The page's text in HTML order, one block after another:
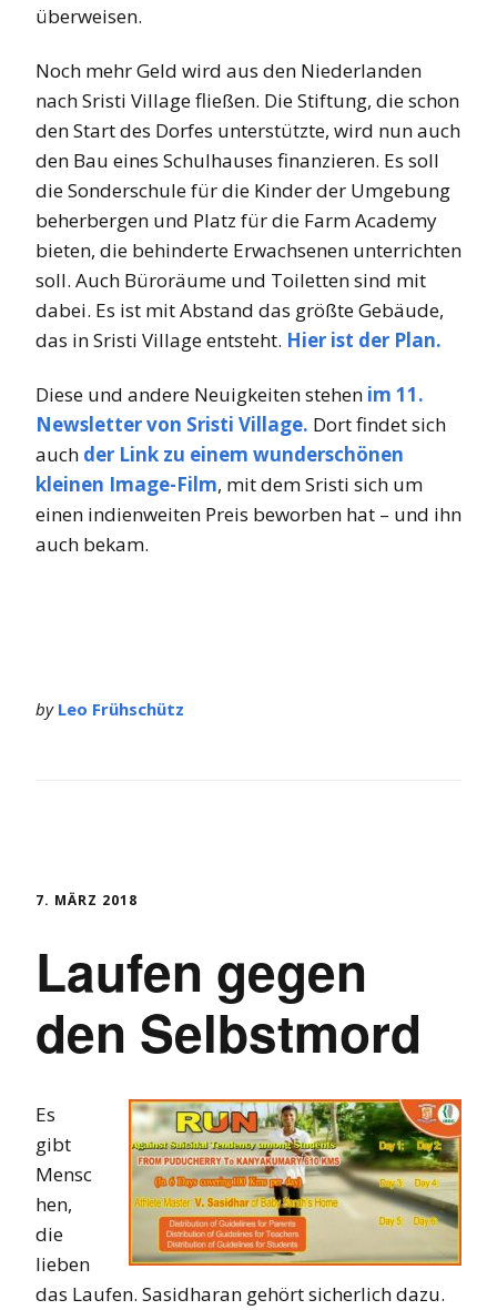
überweisen.
Noch mehr Geld wird aus den Niederlanden
nach Sristi Village fließen. Die Stiftung, die schon
den Start des Dorfes unterstützte, wird nun auch
den Bau eines Schulhauses finanzieren. Es soll
die Sonderschule für die Kinder der Umgebung
beherbergen und Platz für die Farm Academy
bieten, die behinderte Erwachsenen unterrichten
soll. Auch Büroräume und Toiletten sind mit
dabei. Es ist mit Abstand das größte Gebäude,
das in Sristi Village entsteht. Hier ist der Plan.
Diese und andere Neuigkeiten stehen im 11.
Newsletter von Sristi Village. Dort findet sich
auch der Link zu einem wunderschönen
kleinen Image-Film, mit dem Sristi sich um
einen indienweiten Preis beworben hat – und ihn
auch bekam.
by Leo Frühschütz
7. MÄRZ 2018
Laufen gegen
den Selbstmord
Es
gibt
Mensc
hen,
die
lieben
das Laufen. Sasidharan gehört sicherlich dazu.